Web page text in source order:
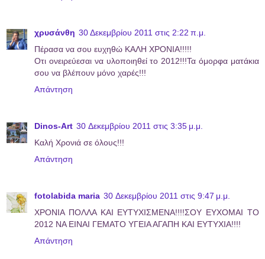
χρυσάνθη 30 Δεκεμβρίου 2011 στις 2:22 π.μ.
Πέρασα να σου ευχηθώ ΚΑΛΗ ΧΡΟΝΙΑ!!!!!
Οτι ονειρεύεσαι να υλοποιηθεί το 2012!!!Τα όμορφα ματάκια
σου να βλέπουν μόνο χαρές!!!
Απάντηση
Dinos-Art 30 Δεκεμβρίου 2011 στις 3:35 μ.μ.
Καλή Χρονιά σε όλους!!!
Απάντηση
fotolabida maria 30 Δεκεμβρίου 2011 στις 9:47 μ.μ.
ΧΡΟΝΙΑ ΠΟΛΛΑ ΚΑΙ ΕΥΤΥΧΙΣΜΕΝΑ!!!!ΣΟΥ ΕΥΧΟΜΑΙ ΤΟ
2012 ΝΑ ΕΙΝΑΙ ΓΕΜΑΤΟ ΥΓΕΙΑ ΑΓΑΠΗ ΚΑΙ ΕΥΤΥΧΙΑ!!!!
Απάντηση